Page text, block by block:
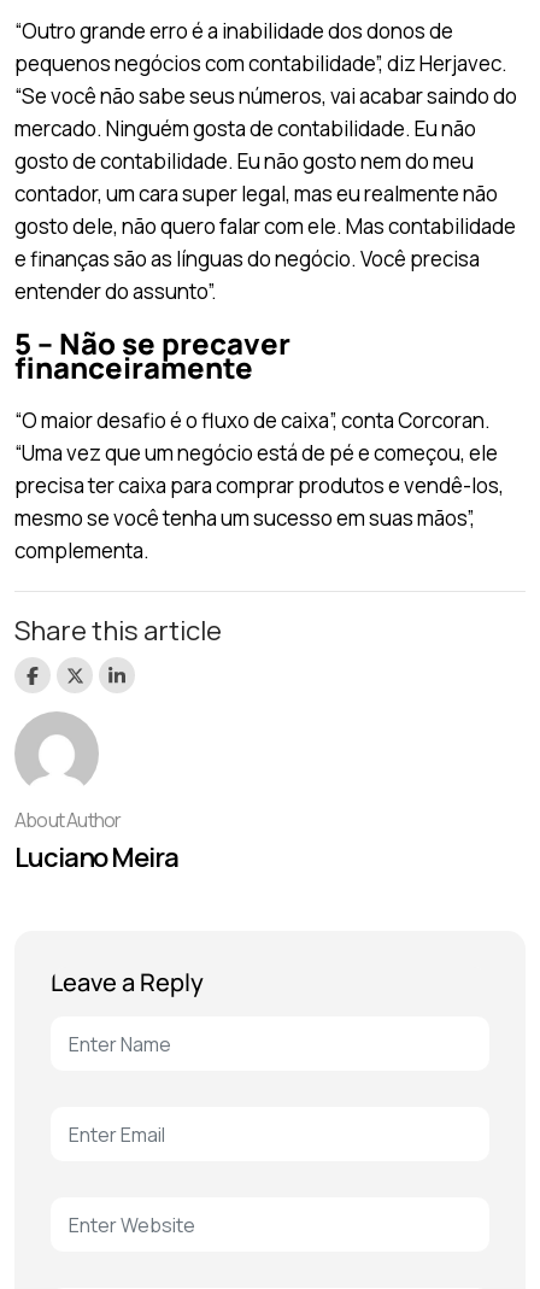
“Outro grande erro é a inabilidade dos donos de
pequenos negócios com contabilidade”, diz Herjavec.
“Se você não sabe seus números, vai acabar saindo do
mercado. Ninguém gosta de contabilidade. Eu não
gosto de contabilidade. Eu não gosto nem do meu
contador, um cara super legal, mas eu realmente não
gosto dele, não quero falar com ele. Mas contabilidade
e finanças são as línguas do negócio. Você precisa
entender do assunto”.
5 – Não se precaver
financeiramente
“O maior desafio é o fluxo de caixa”, conta Corcoran.
“Uma vez que um negócio está de pé e começou, ele
precisa ter caixa para comprar produtos e vendê-los,
mesmo se você tenha um sucesso em suas mãos”,
complementa.
Share this article
About Author
Luciano Meira
Leave a Reply